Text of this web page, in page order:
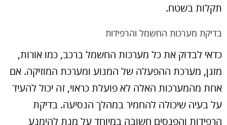
תקלות בשטח.
בדיקת מערכות החשמל והרפידות
כדאי לבדוק את כל מערכות החשמל ברכב, כמו אורות,
מזגן, מערכת ההפעלה של המנוע ומערכת המוזיקה. אם
אחת מהמערכות האלה לא פועלת כראוי, זה יכול להעיד
על בעיה שיכולה להחמיר במהלך הנסיעה. בדיקת
הרפידות והפנסים חשובה במיוחד על מנת להימנע